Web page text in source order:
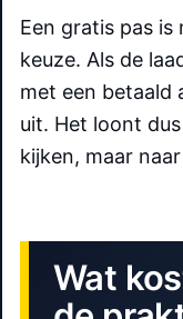
Een gratis pas
keuze. Als de
met een betaald
uit. Het loont
kijken, maar
Wat